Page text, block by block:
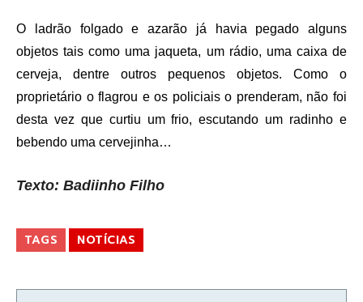
O ladrão folgado e azarão já havia pegado alguns
objetos tais como uma jaqueta, um rádio, uma caixa de
cerveja, dentre outros pequenos objetos. Como o
proprietário o flagrou e os policiais o prenderam, não foi
desta vez que curtiu um frio, escutando um radinho e
bebendo uma cervejinha…
Texto: Badiinho Filho
TAGS NOTÍCIAS